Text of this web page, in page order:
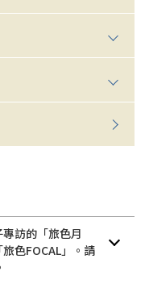
訪的「旅色月
色FOCAL」。請